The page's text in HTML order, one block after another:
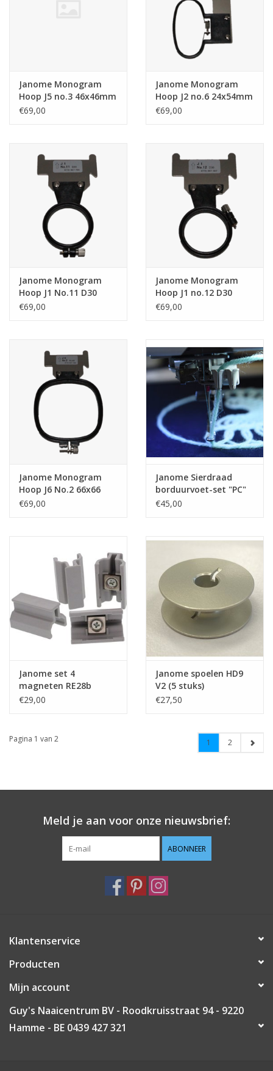
Janome Monogram
Hoop J5 no.3 46x46mm
€69,00
Janome Monogram
Hoop J2 no.6 24x54mm
€69,00
Janome Monogram
Hoop J1 No.11 D30
€69,00
Janome Monogram
Hoop J1 no.12 D30
€69,00
Janome Monogram
Hoop J6 No.2 66x66
€69,00
Janome Sierdraad
borduurvoet-set "PC"
MC15000
€45,00
Janome set 4
magneten RE28b
RE36b borduurring
€29,00
Janome spoelen HD9
V2 (5 stuks)
€27,50
Pagina 1 van 2 1 2
Meld je aan voor onze nieuwsbrief:
ABONNEER
Klantenservice
Producten
Mijn account
Guy's Naaicentrum BV - Roodkruisstraat 94 - 9220
Hamme - BE 0439 427 321